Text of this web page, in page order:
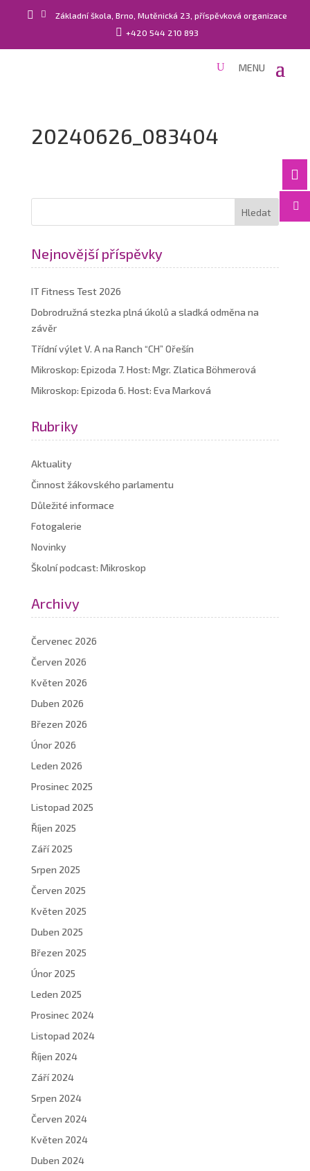
  Základní škola, Brno, Mutěnická 23, příspěvková organizace
 +420 544 210 893


20240626_083404
Nejnovější příspěvky
IT Fitness Test 2026
Dobrodružná stezka plná úkolů a sladká odměna na
závěr
Třídní výlet V. A na Ranch “CH” Ořešín
Mikroskop: Epizoda 7. Host: Mgr. Zlatica Böhmerová
Mikroskop: Epizoda 6. Host: Eva Marková
Rubriky
Aktuality
Činnost žákovského parlamentu
Důležité informace
Fotogalerie
Novinky
Školní podcast: Mikroskop
Archivy
Červenec 2026
Červen 2026
Květen 2026
Duben 2026
Březen 2026
Únor 2026
Leden 2026
Prosinec 2025
Listopad 2025
Říjen 2025
Září 2025
Srpen 2025
Červen 2025
Květen 2025
Duben 2025
Březen 2025
Únor 2025
Leden 2025
Prosinec 2024
Listopad 2024
Říjen 2024
Září 2024
Srpen 2024
Červen 2024
Květen 2024
Duben 2024